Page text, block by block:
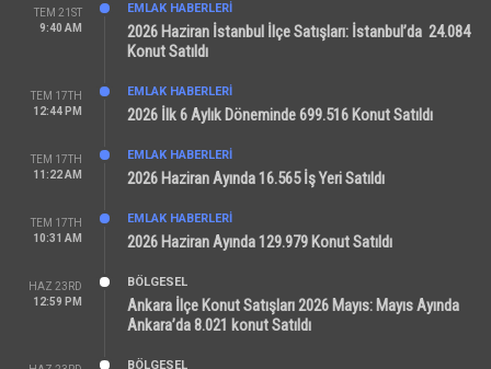
TEM 21ST
9:40 AM
EMLAK HABERLERI
2026 Haziran İstanbul İlçe Satışları: İstanbul’da 24.084
Konut Satıldı
TEM 17TH
12:44 PM
EMLAK HABERLERI
2026 İlk 6 Aylık Döneminde 699.516 Konut Satıldı
TEM 17TH
11:22 AM
EMLAK HABERLERI
2026 Haziran Ayında 16.565 İş Yeri Satıldı
TEM 17TH
10:31 AM
EMLAK HABERLERI
2026 Haziran Ayında 129.979 Konut Satıldı
HAZ 23RD
12:59 PM
BÖLGESEL
Ankara İlçe Konut Satışları 2026 Mayıs: Mayıs Ayında
Ankara’da 8.021 konut Satıldı
BÖLGESEL